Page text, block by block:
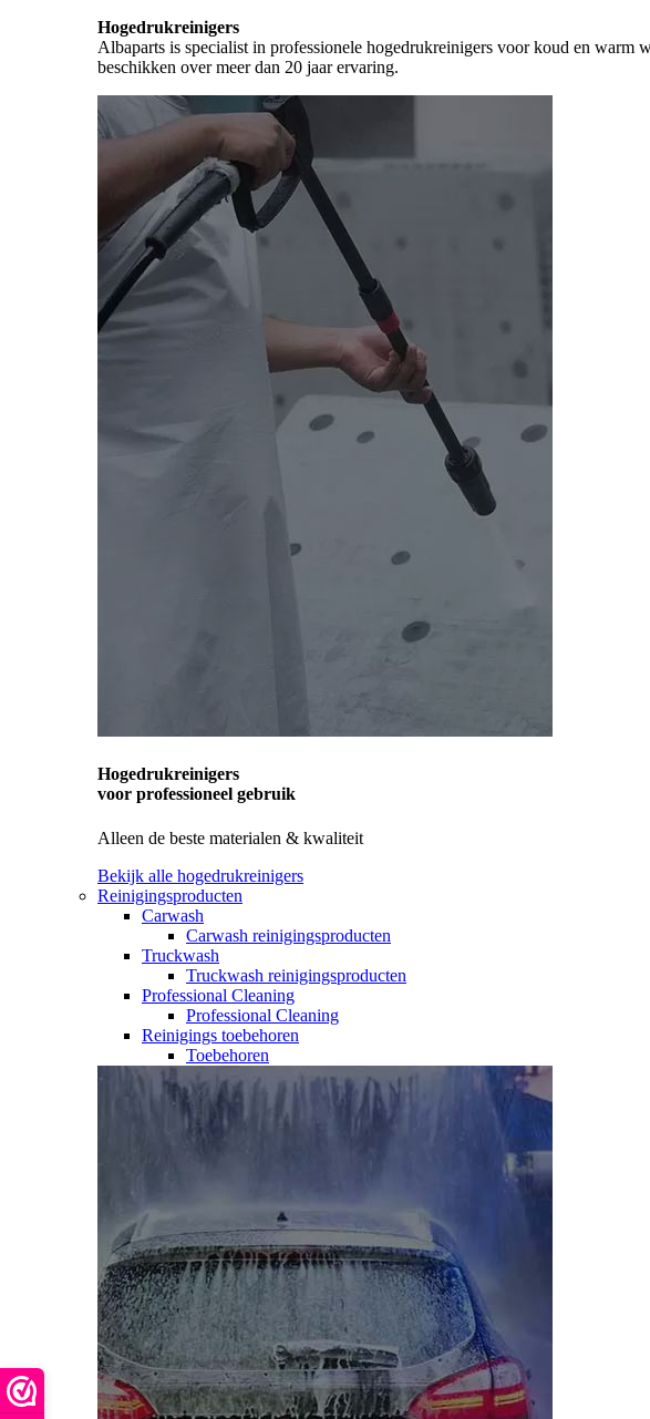
Hogedrukreinigers
Albaparts is specialist in professionele hogedrukreinigers voor koud en
beschikken over meer dan 20 jaar ervaring.
Hogedrukreinigers
voor professioneel gebruik
Alleen de beste materialen & kwaliteit
Bekijk alle hogedrukreinigers
Reinigingsproducten
Carwash
Carwash reinigingsproducten
Truckwash
Truckwash reinigingsproducten
Professional Cleaning
Professional Cleaning
Reinigings toebehoren
Toebehoren